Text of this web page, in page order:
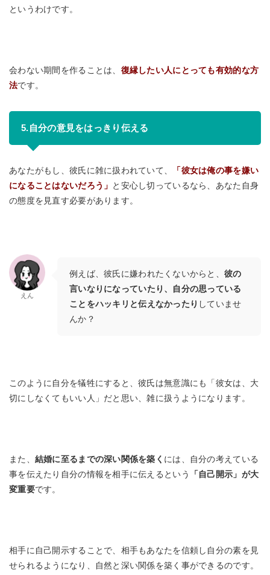
というわけです。
会わない期間を作ることは、 復縁したい人にとっても有効的な方
法です。
5.自分の意見をはっきり伝える
あなたがもし、彼氏に雑に扱われていて、
「彼女は俺の事を嫌い
になることはないだろう」 と安心し切っているなら、あなた自身
の態度を見直す必要があります。
えん
例えば、彼氏に嫌われたくないからと、彼の
言いなりになっていたり、自分の思っている
ことをハッキリと伝えなかったり していませ
んか？
このように自分を犠牲にすると、彼氏は無意識にも「彼女は、大
切にしなくてもいい人」だと思い、雑に扱うようになります。
また、 結婚に至るまでの深い関係を築く には、自分の考えている
事を伝えたり自分の情報を相手に伝えるという
「自己開示」が大
変重要です。
相手に自己開示することで、相手もあなたを信頼し自分の素を見
せられるようになり、自然と深い関係を築く事ができるのです。